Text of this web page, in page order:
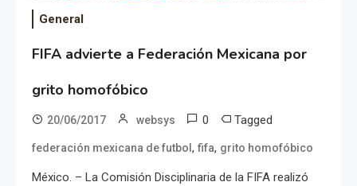
General
FIFA advierte a Federación Mexicana por
grito homofóbico
20/06/2017 websys 0 Tagged
federación mexicana de futbol , fifa, grito homofóbico
México. – La Comisión Disciplinaria de la FIFA realizó